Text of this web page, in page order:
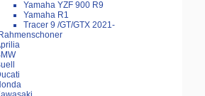
Yamaha YZF 900 R9
Yamaha R1
Tracer 9 /GT/GTX 2021-